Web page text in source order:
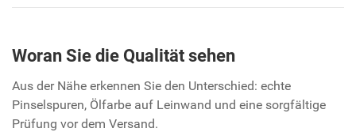
Woran Sie die Qualität sehen
Aus der Nähe erkennen Sie den Unterschied: echte
Pinselspuren, Ölfarbe auf Leinwand und eine sorgfältige
Prüfung vor dem Versand.